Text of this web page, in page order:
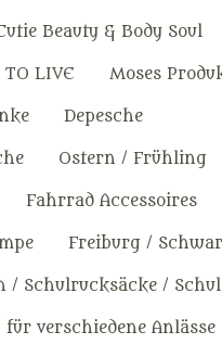
Beauty & Body Soul
TO LIVE Moses
Depesche
Ostern / Frühling
Fahrrad Accessoires
Freiburg /
/ Schulrucksäcke /
verschiedene Anlässe